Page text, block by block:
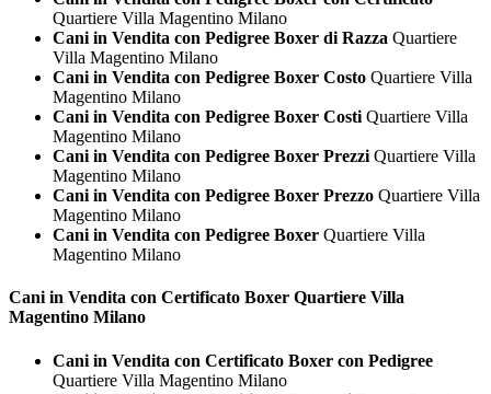
Quartiere Villa Magentino Milano
Cani in Vendita con Pedigree Boxer di Razza Quartiere
Villa Magentino Milano
Cani in Vendita con Pedigree Boxer Costo Quartiere Villa
Magentino Milano
Cani in Vendita con Pedigree Boxer Costi Quartiere Villa
Magentino Milano
Cani in Vendita con Pedigree Boxer Prezzi Quartiere Villa
Magentino Milano
Cani in Vendita con Pedigree Boxer Prezzo Quartiere Villa
Magentino Milano
Cani in Vendita con Pedigree Boxer Quartiere Villa
Magentino Milano
Cani in Vendita con Certificato Boxer Quartiere Villa
Magentino Milano
Cani in Vendita con Certificato Boxer con Pedigree
Quartiere Villa Magentino Milano